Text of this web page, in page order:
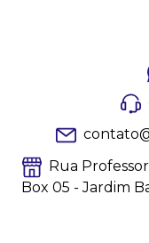
Rua
Box 05 - Jardim